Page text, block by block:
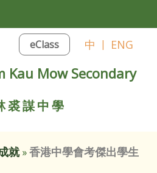
eClass 中 | ENG
Kau Mow Secondary
裘謀中學
就»香港中學會考傑出學生